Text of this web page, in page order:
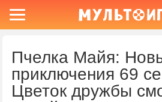
Пчелка Майя:
приключения 69
Цветок дружбы